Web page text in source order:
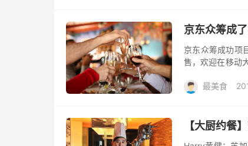
京东众筹成
京东众筹成功项
售，欢迎在移动
最美食
【大厨约餐